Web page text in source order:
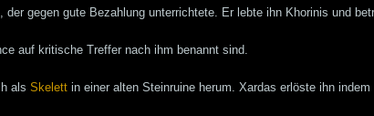
gegen gute Bezahlung unterrichtete. Er lebte ihn Khorinis und
auf kritische Treffer nach ihm benannt sind.
als Skelett in einer alten Steinruine herum. Xardas erlöste ihn